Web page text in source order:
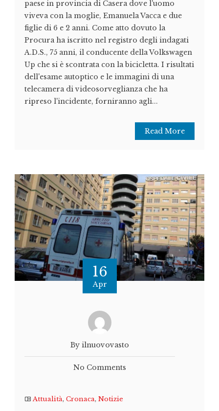
paese in provincia di Casera dove l'uomo
viveva con la moglie, Emanuela Vacca e due
figlie di 6 e 2 anni. Come atto dovuto la
Procura ha iscritto nel registro degli indagati
A.D.S., 75 anni, il conducente della Volkswagen
Up che si è scontrata con la bicicletta. I risultati
dell'esame autoptico e le immagini di una
telecamera di videosorveglianza che ha
ripreso l'incidente, forniranno agli...
Read More
16
Apr
By ilnuovovasto
No Comments
Attualità, Cronaca, Notizie